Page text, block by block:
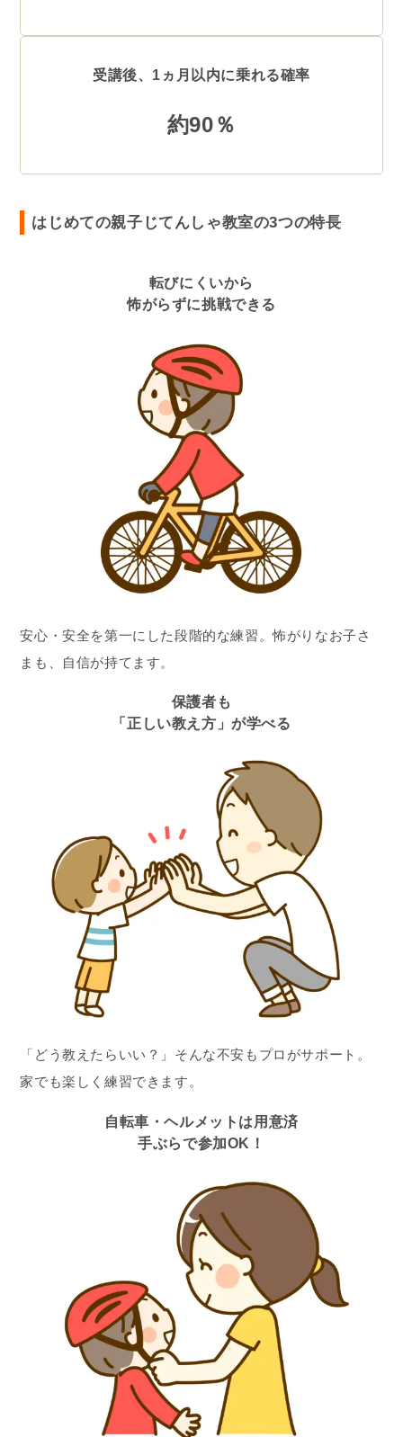
受講後、1ヵ月以内に乗れる確率
約90％
はじめての親子じてんしゃ教室の3つの特長
転びにくいから
怖がらずに挑戦できる
安心・安全を第一にした段階的な練習。怖がりなお子さ
まも、自信が持てます。
保護者も
「正しい教え方」が学べる
「どう教えたらいい？」そんな不安もプロがサポート。
家でも楽しく練習できます。
自転車・ヘルメットは用意済
手ぶらで参加OK！